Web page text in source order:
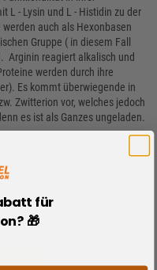
L - Lysin und L - Histidin zu der
auch als Hexonbasen
Gruppe ( in diesem Fall
Arginin reagiert alkalisch und
werden durch ihre
Es kommt überwiegende in
Zwitterion vor, welches jedoch
es ist als Ganzes ungeladen.
für
🎁